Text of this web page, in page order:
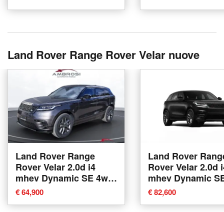
Land Rover Range Rover Velar nuove
Land Rover Range
Rover Velar 2.0d i4
mhev Dynamic SE 4wd
204cv auto nuova a
Corciano
€ 64,900
Land Rover
Rover Velar 2.0d
mhev Dynamic
204cv auto
Corciano
€ 82,600